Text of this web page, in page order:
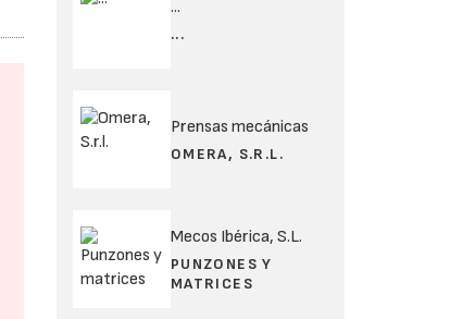
...
...
Prensas mecánicas
OMERA, S.R.L.
Mecos Ibérica, S.L.
PUNZONES Y
MATRICES